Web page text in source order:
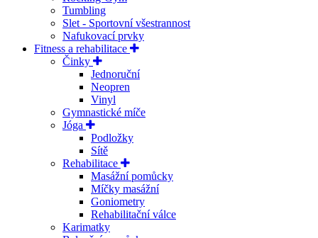
Tumbling
Slet - Sportovní všestrannost
Nafukovací prvky
Fitness a rehabilitace
Činky
Jednoruční
Neopren
Vinyl
Gymnastické míče
Jóga
Podložky
Sítě
Rehabilitace
Masážní pomůcky
Míčky masážní
Goniometry
Rehabilitační válce
Karimatky